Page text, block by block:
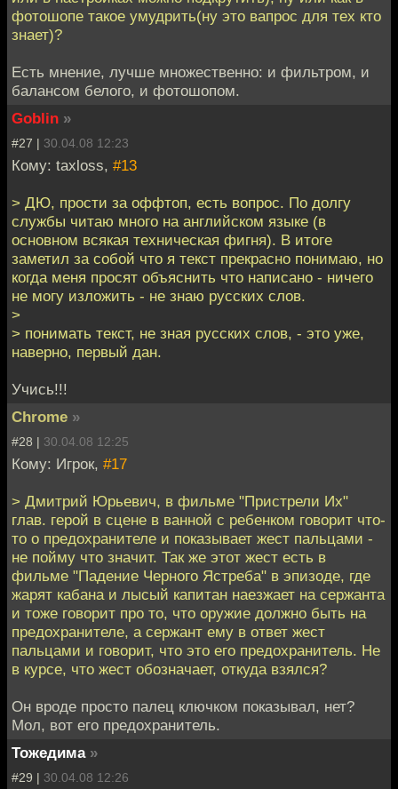
фотошопе такое умудрить(ну это вапрос для тех кто
знает)?
Есть мнение, лучше множественно: и фильтром, и
балансом белого, и фотошопом.
Goblin »
#27 | 30.04.08 12:23
Кому: taxloss, #13
> ДЮ, прости за оффтоп, есть вопрос. По долгу
службы читаю много на английском языке (в
основном всякая техническая фигня). В итоге
заметил за собой что я текст прекрасно понимаю, но
когда меня просят объяснить что написано - ничего
не могу изложить - не знаю русских слов.
>
> понимать текст, не зная русских слов, - это уже,
наверно, первый дан.
Учись!!!
Chrome »
#28 | 30.04.08 12:25
Кому: Игрок, #17
> Дмитрий Юрьевич, в фильме "Пристрели Их"
глав. герой в сцене в ванной с ребенком говорит что-
то о предохранителе и показывает жест пальцами -
не пойму что значит. Так же этот жест есть в
фильме "Падение Черного Ястреба" в эпизоде, где
жарят кабана и лысый капитан наезжает на сержанта
и тоже говорит про то, что оружие должно быть на
предохранителе, а сержант ему в ответ жест
пальцами и говорит, что это его предохранитель. Не
в курсе, что жест обозначает, откуда взялся?
Он вроде просто палец ключком показывал, нет?
Мол, вот его предохранитель.
Тожедима »
#29 | 30.04.08 12:26